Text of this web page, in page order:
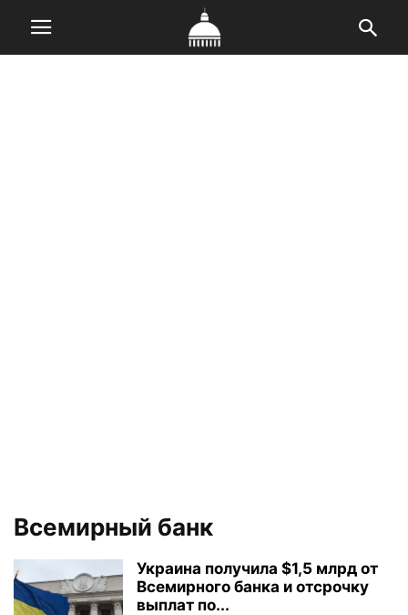
Всемирный банк
Украина получила $1,5 млрд от
Всемирного банка и отсрочку
выплат по...